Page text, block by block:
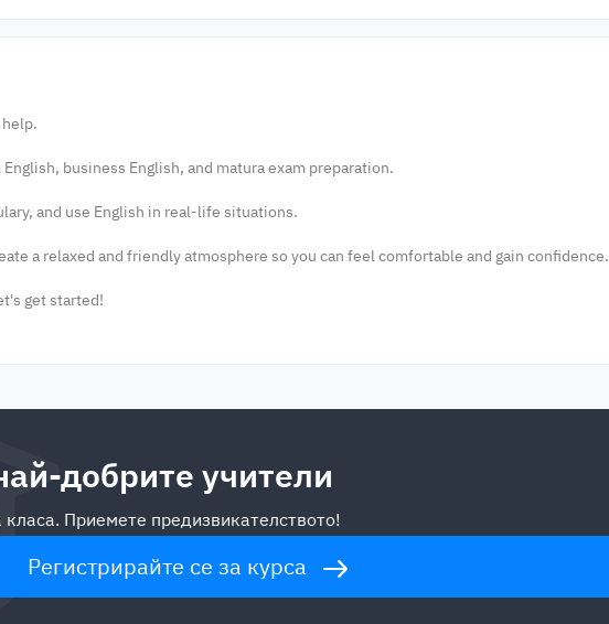
business English, and matura exam preparation.
and use English in real-life situations.
a relaxed and friendly atmosphere so you can feel comfortable and gain confidence.
get started!
добрите учители
Приемете предизвикателството!
Регистрирайте се за курса